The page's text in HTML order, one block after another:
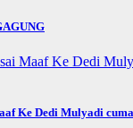
Ke Dedi Mulyadi